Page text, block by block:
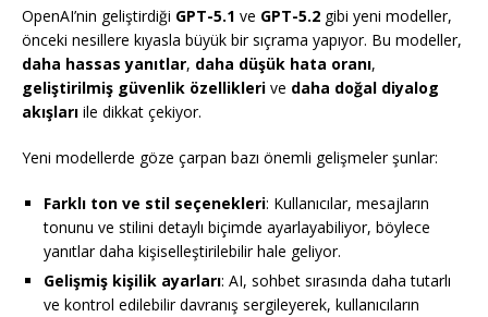
OpenAI’nin geliştirdiği GPT-5.1 ve GPT-5.2 gibi yeni modeller,
önceki nesillere kıyasla büyük bir sıçrama yapıyor. Bu modeller,
daha hassas yanıtlar, daha düşük hata oranı,
geliştirilmiş güvenlik özellikleri ve daha doğal diyalog
akışları ile dikkat çekiyor.
Yeni modellerde göze çarpan bazı önemli gelişmeler şunlar:
Farklı ton ve stil seçenekleri: Kullanıcılar, mesajların
tonunu ve stilini detaylı biçimde ayarlayabiliyor, böylece
yanıtlar daha kişiselleştirilebilir hale geliyor.
Gelişmiş kişilik ayarları: AI, sohbet sırasında daha tutarlı
ve kontrol edilebilir davranış sergileyerek, kullanıcıların